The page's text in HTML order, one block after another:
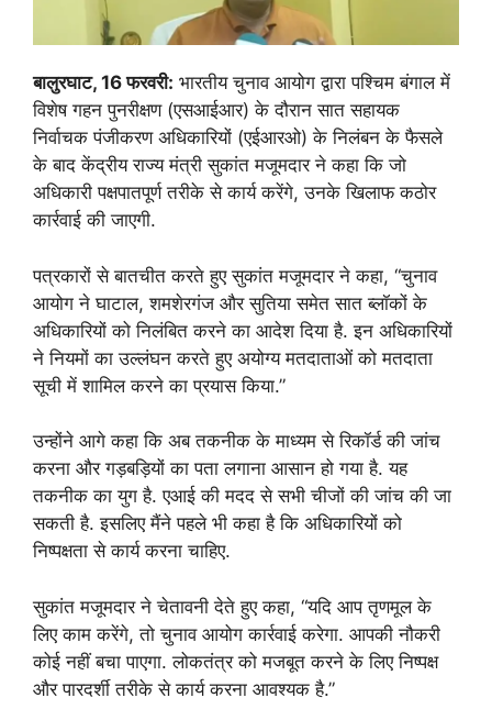
बालुरघाट, 16 फरवरी: भारतीय चुनाव आयोग द्वारा पश्चिम बंगाल में
विशेष गहन पुनरीक्षण (एसआईआर) के दौरान सात सहायक
निर्वाचक पंजीकरण अधिकारियों (एईआरओ) के निलंबन के फैसले
के बाद केंद्रीय राज्य मंत्री सुकांत मजूमदार ने कहा कि जो
अधिकारी पक्षपातपूर्ण तरीके से कार्य करेंगे, उनके खिलाफ कठोर
कार्रवाई की जाएगी.
पत्रकारों से बातचीत करते हुए सुकांत मजूमदार ने कहा, “चुनाव
आयोग ने घाटाल, शमशेरगंज और सुतिया समेत सात ब्लॉकों के
अधिकारियों को निलंबित करने का आदेश दिया है. इन अधिकारियों
ने नियमों का उल्लंघन करते हुए अयोग्य मतदाताओं को मतदाता
सूची में शामिल करने का प्रयास किया.”
उन्होंने आगे कहा कि अब तकनीक के माध्यम से रिकॉर्ड की जांच
करना और गड़बड़ियों का पता लगाना आसान हो गया है. यह
तकनीक का युग है. एआई की मदद से सभी चीजों की जांच की जा
सकती है. इसलिए मैंने पहले भी कहा है कि अधिकारियों को
निष्पक्षता से कार्य करना चाहिए.
सुकांत मजूमदार ने चेतावनी देते हुए कहा, “यदि आप तृणमूल के
लिए काम करेंगे, तो चुनाव आयोग कार्रवाई करेगा. आपकी नौकरी
कोई नहीं बचा पाएगा. लोकतंत्र को मजबूत करने के लिए निष्पक्ष
और पारदर्शी तरीके से कार्य करना आवश्यक है.”